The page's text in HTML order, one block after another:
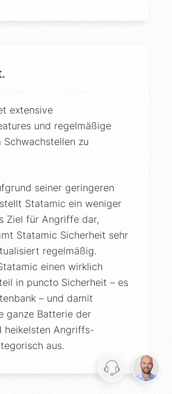
extensive
und regelmäßige
Schwachstellen zu
seiner geringeren
Statamic ein weniger
Ziel für Angriffe dar,
Statamic Sicherheit sehr
regelmäßig.
einen wirklich
in puncto Sicherheit – es
– und damit
ganze Batterie der
heikelsten Angriffs-
aus.